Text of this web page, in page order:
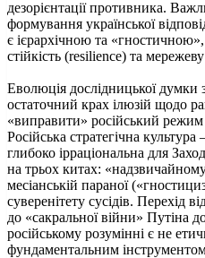
дезорієнтації противника.
формування української
є ієрархічною та
стійкість (resilience) та
Еволюція дослідницької думки
остаточний крах ілюзій щодо
«виправити» російський режим
Російська стратегічна
глибоко ірраціональна для
на трьох китах:
месіанській параної
суверенітету сусідів. Перехід
до «сакральної війни» Путіна
російському розумінні є не
фундаментальним